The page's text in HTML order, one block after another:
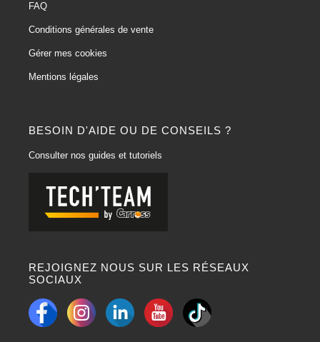
BESOIN D'AIDE OU DE CONSEILS ?
Consulter nos guides et tutoriels
REJOIGNEZ NOUS SUR LES RÉSEAUX
SOCIAUX
FAQ
Conditions générales de vente
Gérer mes cookies
Mentions légales